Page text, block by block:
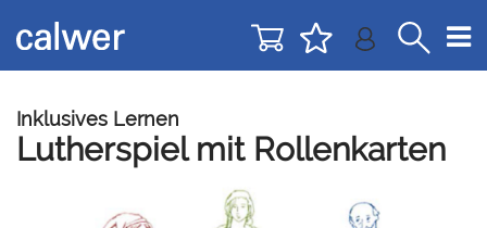
zur
Navigation
zum
Inhalt
Inklusives Lernen
Lutherspiel mit Rollenkarten